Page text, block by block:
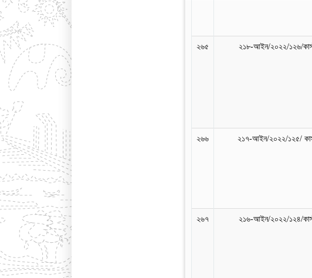
২৬৫ ২১৮-আইন/২০২২/১২৬/
২৬৬ ২১৭-আইন/২০২২/১২৫/
২৬৭ ২১৬-আইন/২০২২/১২৪/